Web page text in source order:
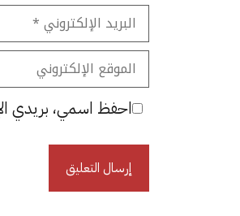
البريد
الإلكتروني
الموقع
الإلكتروني
احفظ اسمي، بريدي